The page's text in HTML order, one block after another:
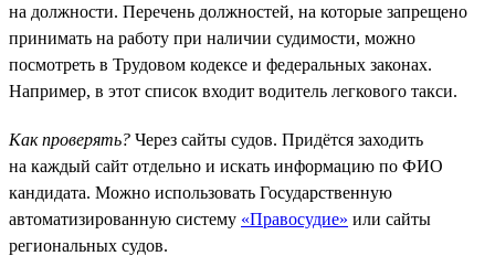
на должности. Перечень должностей, на которые запрещено
принимать на работу при наличии судимости, можно
посмотреть в Трудовом кодексе и федеральных законах.
Например, в этот список входит водитель легкового такси.
Как проверять? Через сайты судов. Придётся заходить
на каждый сайт отдельно и искать информацию по ФИО
кандидата. Можно использовать Государственную
автоматизированную систему «Правосудие» или сайты
региональных судов.